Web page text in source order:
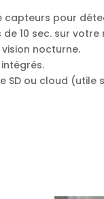
capteurs pour
10 sec. sur votre
nocturne.
SD ou cloud